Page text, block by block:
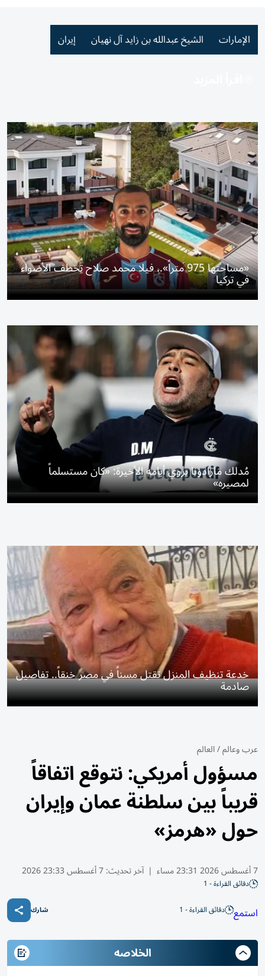
الإمارات الشيخ عبدالله بن زايد آل نهيان إيران
«مساحتها 975 متراً».. فيلا محمد صلاح تخطف الأضواء
في تركيا
مُدلك مارادونا يروي أيامه الأخيرة: «كان مستسلماً
لمصيره»
خدعة تنظيف المنزل تقتل مسناً في مصر خنقاً.. تفاصيل
صادمة
عرب وعالم/العالم
مسؤول أمريكي: نتوقع اتفاقاً
قريباً بين سلطنة عمان وإيران
حول «هرمز»
7 أغسطس 2026 23:31 مساء | آخر تحديث:7 أغسطس 23:33 2026
دقائق القراءة - 1
استمع دقائق القراءة - 1 شارك
الخلاصه